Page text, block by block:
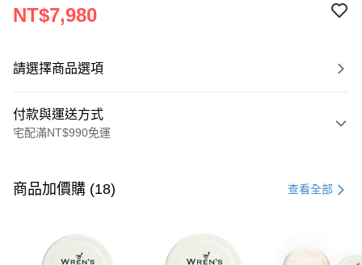
NT$7,980
請選擇商品選項
付款與運送方式
宅配滿NT$990免運
信用卡一次付款
Apple Pay
商品加價購 (18) 查看全部